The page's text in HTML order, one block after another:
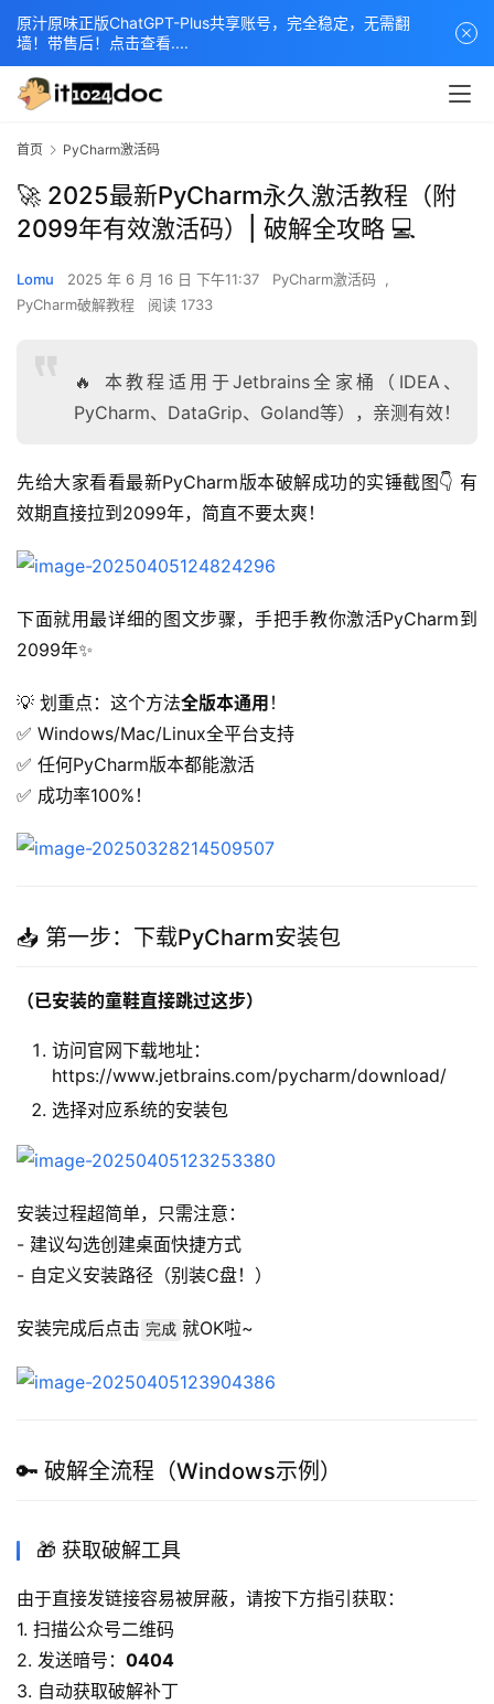
首页 PyCharm激活码
🚀 2025最新PyCharm永久激活教程（附
2099年有效激活码）| 破解全攻略 💻
Lomu 2025 年 6 月 16 日 下午11:37 PyCharm激活码
,
PyCharm破解教程
阅读 1733
🔥 本教程适用于Jetbrains全家桶（IDEA、
PyCharm、DataGrip、Goland等），亲测有效！
先给大家看看最新PyCharm版本破解成功的实锤截图👇 有
效期直接拉到2099年，简直不要太爽！
下面就用最详细的图文步骤，手把手教你激活PyCharm到
2099年✨
💡 划重点：这个方法全版本通用 ！
✅ Windows/Mac/Linux全平台支持
✅ 任何PyCharm版本都能激活
✅ 成功率100%！
📥 第一步：下载PyCharm安装包
（已安装的童鞋直接跳过这步）
访问官网下载地址：
https://www.jetbrains.com/pycharm/download/
选择对应系统的安装包
安装过程超简单，只需注意：
- 建议勾选创建桌面快捷方式
- 自定义安装路径（别装C盘！）
安装完成后点击 完成 就OK啦~
🔑 破解全流程（Windows示例）
🎁 获取破解工具
由于直接发链接容易被屏蔽，请按下方指引获取：
1. 扫描公众号二维码
2. 发送暗号： 0404
3. 自动获取破解补丁
原汁原味正版ChatGPT-Plus共享账号，完全稳定，无需翻
墙！带售后！点击查看....